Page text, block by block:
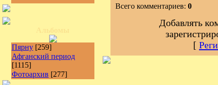
Пярну [259]
Афганский период
[1115]
Фотоархив [277]
Всего комментариев: 0
Добавлять
[